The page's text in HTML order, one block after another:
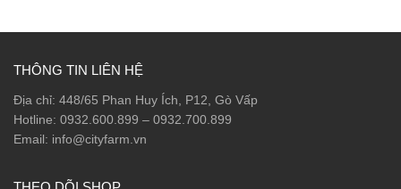
THÔNG TIN LIÊN HỆ
Địa chỉ: 448/65 Phan Huy Ích, P12, Gò Vấp
Hotline: 0932.600.899 – 0932.700.899
Email: info@cityfarm.vn